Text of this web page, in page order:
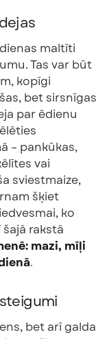
maltīti
Tas var būt
kopīgi
bet sirsnīgas
par ēdienu
– pankūkas,
vai
sviestmaize,
šķiet
ko
rakstā
mazi, mīļi
.
bet arī galda